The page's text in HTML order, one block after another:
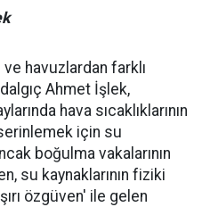
ve havuzlardan farklı
Ahmet İşlek,
hava sıcaklıklarının
için su
boğulma vakalarının
su kaynaklarının fiziki
özgüven' ile gelen